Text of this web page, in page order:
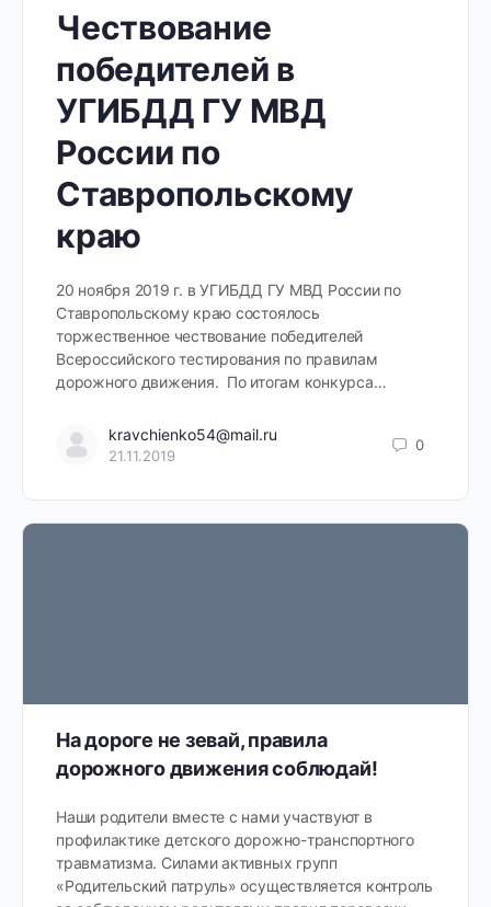
Чествование
победителей в
УГИБДД ГУ МВД
России по
Ставропольскому
краю
20 ноября 2019 г. в УГИБДД ГУ МВД России по
Ставропольскому краю состоялось
торжественное чествование победителей
Всероссийского тестирования по правилам
дорожного движения. По итогам конкурса…
kravchienko54@mail.ru
21.11.2019
0
На дороге не зевай, правила
дорожного движения соблюдай!
Наши родители вместе с нами участвуют в
профилактике детского дорожно-транспортного
травматизма. Силами активных групп
«Родительский патруль» осуществляется контроль